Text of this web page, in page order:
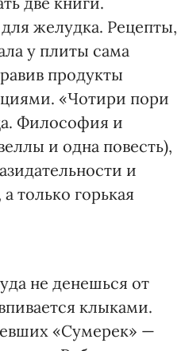
для желудка. Рецепты,
у плиты сама
продукты
«Чотири пори
Философия и
и одна повесть),
и
только горькая
не денешься от
клыками.
«Сумерек» —